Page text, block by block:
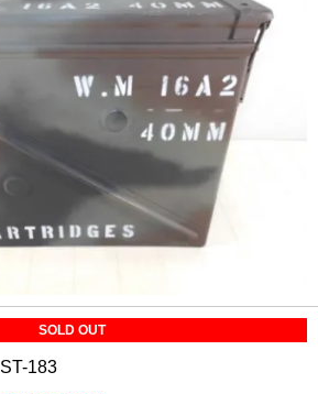
SOLD OUT
ST-183